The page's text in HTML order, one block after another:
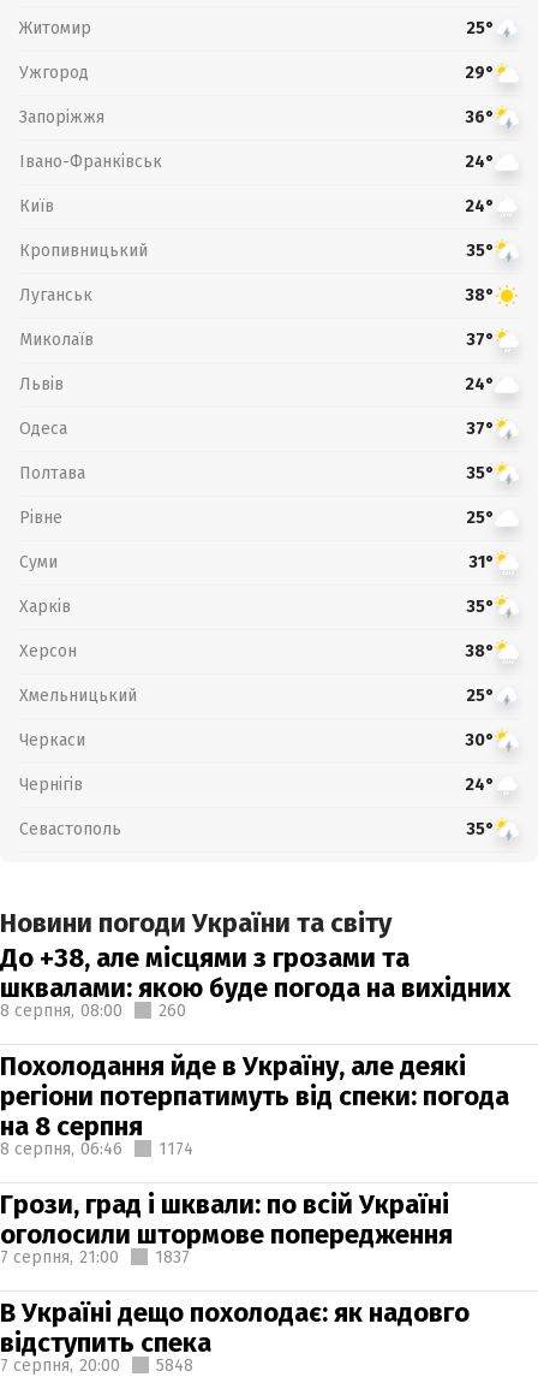
Житомир 25°
Ужгород 29°
Запоріжжя 36°
Івано-Франківськ 24°
Київ 24°
Кропивницький 35°
Луганськ 38°
Миколаїв 37°
Львів 24°
Одеса 37°
Полтава 35°
Рівне 25°
Суми 31°
Харків 35°
Херсон 38°
Хмельницький 25°
Черкаси 30°
Чернігів 24°
Севастополь 35°
Новини погоди України та світу
До +38, але місцями з грозами та
шквалами: якою буде погода на вихідних
8 серпня, 08:00 260
Похолодання йде в Україну, але деякі
регіони потерпатимуть від спеки: погода
на 8 серпня
8 серпня, 06:46 1174
Грози, град і шквали: по всій Україні
оголосили штормове попередження
7 серпня, 21:00 1837
В Україні дещо похолодає: як надовго
відступить спека
7 серпня, 20:00 5848